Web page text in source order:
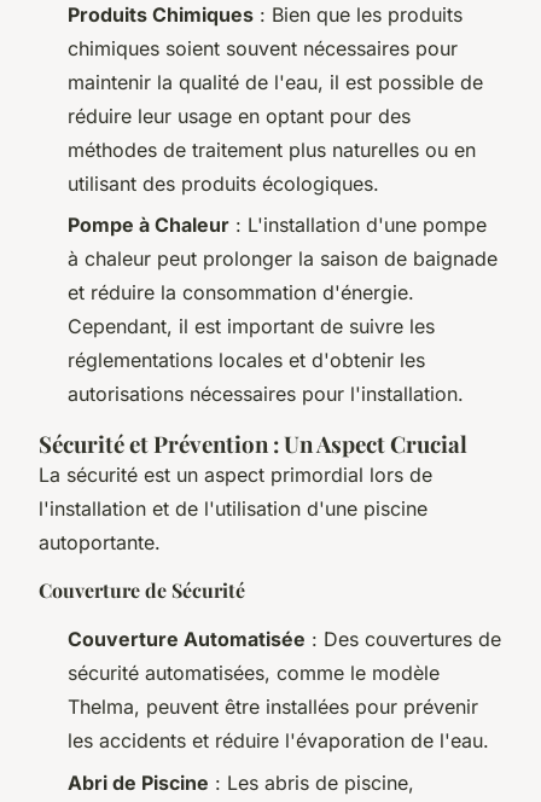
Produits Chimiques : Bien que les produits
chimiques soient souvent nécessaires pour
maintenir la qualité de l'eau, il est possible de
réduire leur usage en optant pour des
méthodes de traitement plus naturelles ou en
utilisant des produits écologiques.
Pompe à Chaleur : L'installation d'une pompe
à chaleur peut prolonger la saison de baignade
et réduire la consommation d'énergie.
Cependant, il est important de suivre les
réglementations locales et d'obtenir les
autorisations nécessaires pour l'installation.
Sécurité et Prévention : Un Aspect Crucial
La sécurité est un aspect primordial lors de
l'installation et de l'utilisation d'une piscine
autoportante.
Couverture de Sécurité
Couverture Automatisée : Des couvertures de
sécurité automatisées, comme le modèle
Thelma, peuvent être installées pour prévenir
les accidents et réduire l'évaporation de l'eau.
Abri de Piscine : Les abris de piscine,